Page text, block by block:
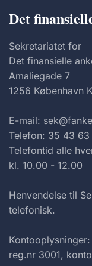
Det
Sekretariatet for
Det finansielle
Amaliegade 7
1256 København K
E-mail:
Telefon: 35 43 63
Telefontid alle
kl. 10.00 - 12.00
Henvendelse til
telefonisk.
reg.nr 3001,